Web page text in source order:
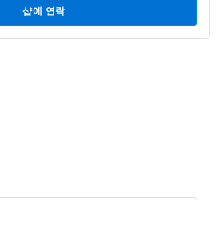
샵에 연락